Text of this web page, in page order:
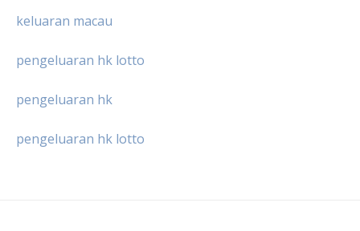
keluaran macau
pengeluaran hk lotto
pengeluaran hk
pengeluaran hk lotto